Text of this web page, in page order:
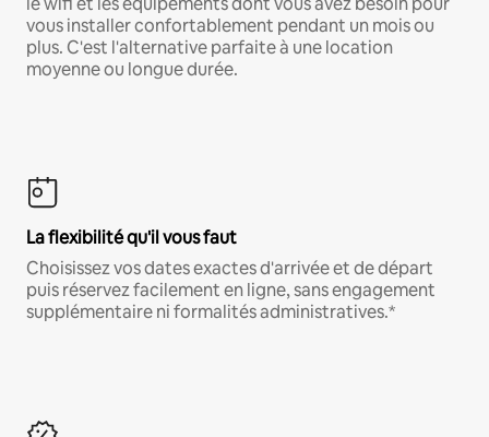
vous installer confortablement pendant un mois ou
plus. C'est l'alternative parfaite à une location
moyenne ou longue durée.
La flexibilité qu'il vous faut
Choisissez vos dates exactes d'arrivée et de départ
puis réservez facilement en ligne, sans engagement
supplémentaire ni formalités administratives.*